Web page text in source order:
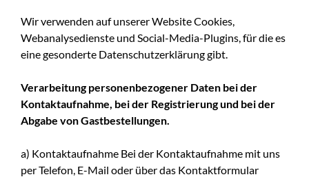
Wir verwenden auf unserer Website Cookies,
Webanalysedienste und Social-Media-Plugins, für die es
eine gesonderte Datenschutzerklärung gibt.
Verarbeitung personenbezogener Daten bei der
Kontaktaufnahme, bei der Registrierung und bei der
Abgabe von Gastbestellungen.
a) Kontaktaufnahme Bei der Kontaktaufnahme mit uns
per Telefon, E-Mail oder über das Kontaktformular